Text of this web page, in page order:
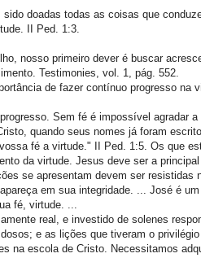
doadas todas as coisas que
II Ped. 1:3.
nosso primeiro dever é buscar
Testimonies, vol. 1, pág. 552.
de fazer contínuo progresso
Sem fé é impossível agradar
quando seus nomes já foram
fé a virtude." II Ped. 1:5. Os que
da virtude. Jesus deve ser a
se apresentam devem ser
em sua integridade. ... José é
fé, virtude. ...
real, e investido de solenes
e as lições que tiveram o
na escola de Cristo. Necessitamos